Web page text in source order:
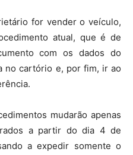
for vender o veículo,
atual, que é de
com os dados do
no cartório e, por fim, ir ao
mudarão apenas
a partir do dia 4 de
a expedir somente o